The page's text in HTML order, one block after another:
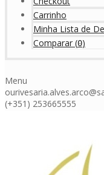
Carrinho
Minha Lista de
Comparar (0)
Menu
(+351) 253665555